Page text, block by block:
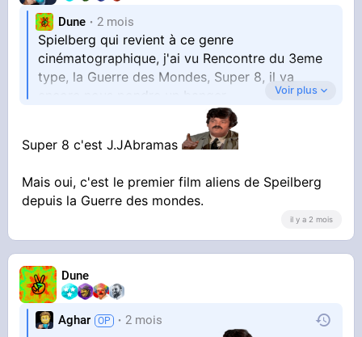
Dune 2 mois
Spielberg qui revient à ce genre
cinématographique, j'ai vu Rencontre du 3eme
type, la Guerre des Mondes, Super 8, il va
Voir plus
Super 8 c'est J.JAbramas
Mais oui, c'est le premier film aliens de Speilberg
depuis la Guerre des mondes.
il y a 2 mois
Dune
Aghar 2 mois